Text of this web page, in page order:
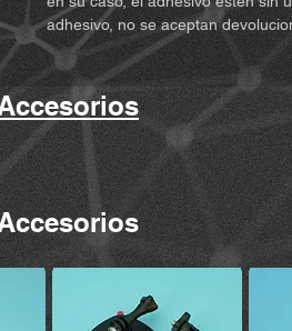
adhesivo, no se aceptan